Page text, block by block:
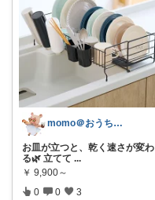
momo＠おうち大好き💛
お皿が立つと、乾く速さが変わ
る🌿 立てて ...
￥ 9,900～
0 0 3